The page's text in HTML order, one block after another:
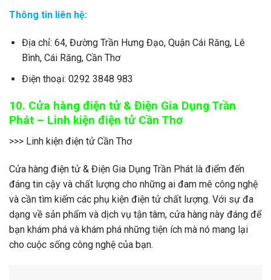
Thông tin liên hệ:
Địa chỉ: 64, Đường Trần Hưng Đạo, Quận Cái Răng, Lê
Bình, Cái Răng, Cần Thơ
Điện thoại: 0292 3848 983
10. Cửa hàng điện tử & Điện Gia Dụng Trần
Phát – Linh kiện điện tử Cần Thơ
>>> Linh kiện điện tử Cần Thơ
Cửa hàng điện tử & Điện Gia Dụng Trần Phát là điểm đến
đáng tin cậy và chất lượng cho những ai đam mê công nghệ
và cần tìm kiếm các phụ kiện điện tử chất lượng. Với sự đa
dạng về sản phẩm và dịch vụ tận tâm, cửa hàng này đáng để
bạn khám phá và khám phá những tiện ích mà nó mang lại
cho cuộc sống công nghệ của bạn.